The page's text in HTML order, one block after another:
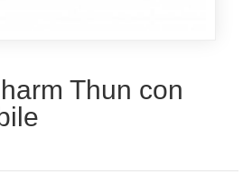
Thun con